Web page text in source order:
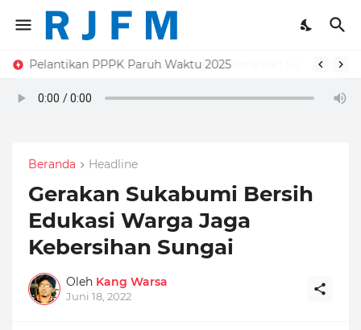
Pelantikan PPPK Paruh Waktu 2025
Beranda Headline
Gerakan Sukabumi Bersih
Edukasi Warga Jaga
Kebersihan Sungai
Oleh Kang Warsa
Juni 18, 2022